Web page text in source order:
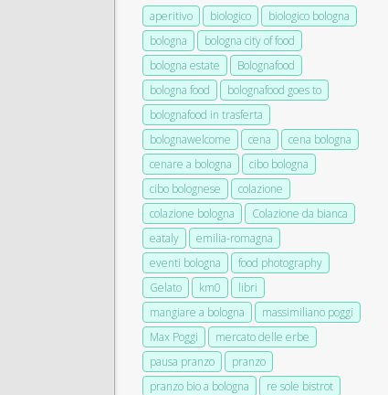
aperitivo biologico
biologico bologna
bologna
bologna city of food
bologna estate
Bolognafood
bologna food
bolognafood goes to
bolognafood in trasferta
bolognawelcome
cena
cena bologna
cenare a bologna
cibo bologna
cibo bolognese
colazione
colazione bologna
Colazione da bianca
eataly
emilia-romagna
eventi bologna
food photography
Gelato
km0
libri
mangiare a bologna
massimiliano poggi
Max Poggi
mercato delle erbe
pausa pranzo
pranzo
pranzo bio a bologna
re sole bistrot